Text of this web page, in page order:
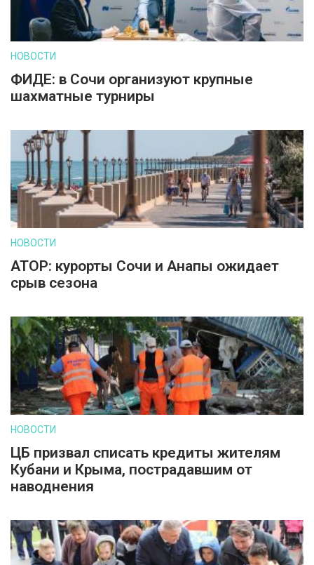
НОВОСТИ
ФИДЕ: в Сочи организуют крупные
шахматные турниры
НОВОСТИ
АТОР: курорты Сочи и Анапы ожидает
срыв сезона
НОВОСТИ
ЦБ призвал списать кредиты жителям
Кубани и Крыма, пострадавшим от
наводнения